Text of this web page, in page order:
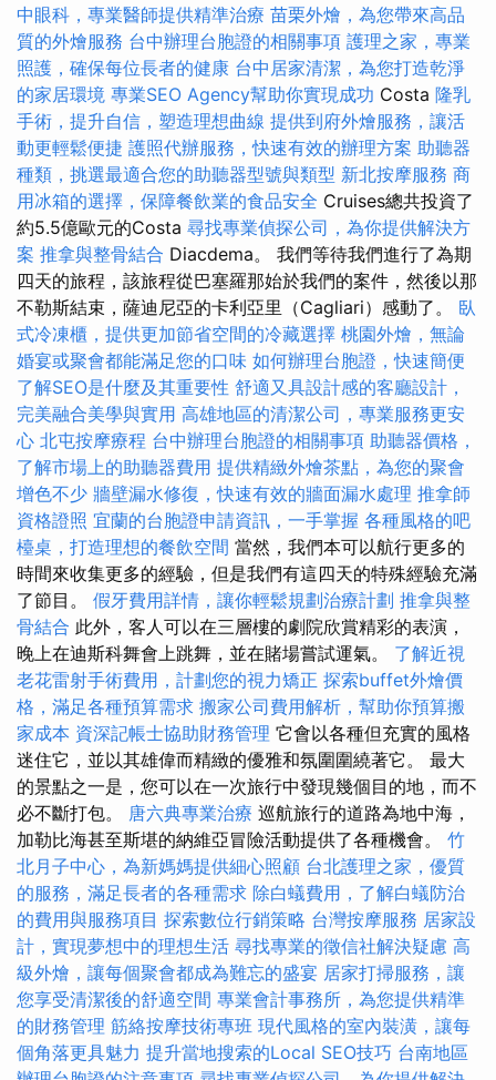
中眼科，專業醫師提供精準治療 苗栗外燴，為您帶來高品
質的外燴服務 台中辦理台胞證的相關事項 護理之家，專業
照護，確保每位長者的健康 台中居家清潔，為您打造乾淨
的家居環境 專業SEO Agency幫助你實現成功 Costa 隆乳
手術，提升自信，塑造理想曲線 提供到府外燴服務，讓活
動更輕鬆便捷 護照代辦服務，快速有效的辦理方案 助聽器
種類，挑選最適合您的助聽器型號與類型 新北按摩服務 商
用冰箱的選擇，保障餐飲業的食品安全 Cruises總共投資了
約5.5億歐元的Costa 尋找專業偵探公司，為你提供解決方
案 推拿與整骨結合 Diacdema。 我們等待我們進行了為期
四天的旅程，該旅程從巴塞羅那始於我們的案件，然後以那
不勒斯結束，薩迪尼亞的卡利亞里（Cagliari）感動了。 臥
式冷凍櫃，提供更加節省空間的冷藏選擇 桃園外燴，無論
婚宴或聚會都能滿足您的口味 如何辦理台胞證，快速簡便
了解SEO是什麼及其重要性 舒適又具設計感的客廳設計，
完美融合美學與實用 高雄地區的清潔公司，專業服務更安
心 北屯按摩療程 台中辦理台胞證的相關事項 助聽器價格，
了解市場上的助聽器費用 提供精緻外燴茶點，為您的聚會
增色不少 牆壁漏水修復，快速有效的牆面漏水處理 推拿師
資格證照 宜蘭的台胞證申請資訊，一手掌握 各種風格的吧
檯桌，打造理想的餐飲空間 當然，我們本可以航行更多的
時間來收集更多的經驗，但是我們有這四天的特殊經驗充滿
了節目。 假牙費用詳情，讓你輕鬆規劃治療計劃 推拿與整
骨結合 此外，客人可以在三層樓的劇院欣賞精彩的表演，
晚上在迪斯科舞會上跳舞，並在賭場嘗試運氣。 了解近視
老花雷射手術費用，計劃您的視力矯正 探索buffet外燴價
格，滿足各種預算需求 搬家公司費用解析，幫助你預算搬
家成本 資深記帳士協助財務管理 它會以各種但充實的風格
迷住它，並以其雄偉而精緻的優雅和氛圍圍繞著它。 最大
的景點之一是，您可以在一次旅行中發現幾個目的地，而不
必不斷打包。 唐六典專業治療 巡航旅行的道路為地中海，
加勒比海甚至斯堪的納維亞冒險活動提供了各種機會。 竹
北月子中心，為新媽媽提供細心照顧 台北護理之家，優質
的服務，滿足長者的各種需求 除白蟻費用，了解白蟻防治
的費用與服務項目 探索數位行銷策略 台灣按摩服務 居家設
計，實現夢想中的理想生活 尋找專業的徵信社解決疑慮 高
級外燴，讓每個聚會都成為難忘的盛宴 居家打掃服務，讓
您享受清潔後的舒適空間 專業會計事務所，為您提供精準
的財務管理 筋絡按摩技術專班 現代風格的室內裝潢，讓每
個角落更具魅力 提升當地搜索的Local SEO技巧 台南地區